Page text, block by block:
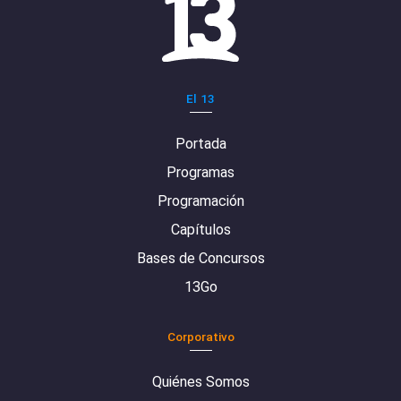
El 13
Portada
Programas
Programación
Capítulos
Bases de Concursos
13Go
Corporativo
Quiénes Somos